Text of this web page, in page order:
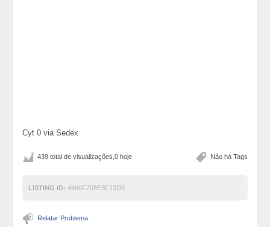
Cyt 0 via Sedex
Não há Tags
439 total de visualizações,0 hoje
LISTING ID: 4660F708E3F13D5
Relatar Problema